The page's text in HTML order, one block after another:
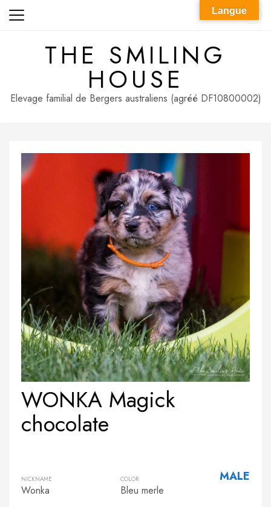
Skip
THE SMILING
HOUSE
Elevage familial de Bergers australiens (agréé DF10800002)
WONKA Magick
chocolate
MALE
NICKNAME
Wonka
COLOR
Bleu merle
Langue